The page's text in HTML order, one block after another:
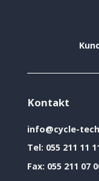
Kontakt
info@cycle-
Tel: 055 211 11
Fax: 055 211 07